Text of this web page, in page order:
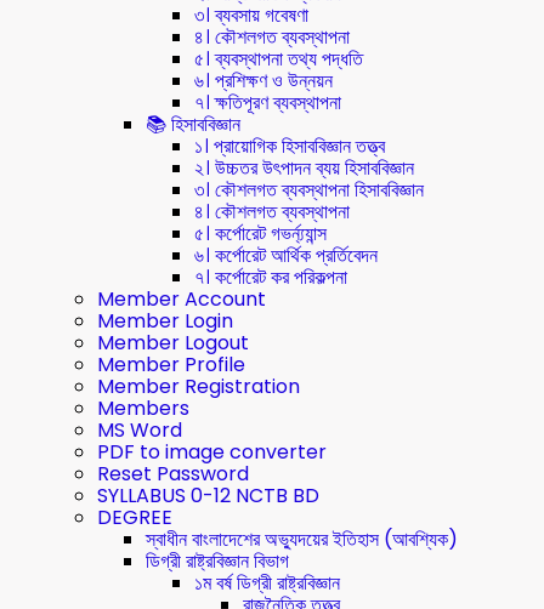
৩। ব্যবসায় গবেষণা
৪। কৌশলগত ব্যবস্থাপনা
৫। ব্যবস্থাপনা তথ্য পদ্ধতি
৬। প্রশিক্ষণ ও উন্নয়ন
৭। ক্ষতিপূরণ ব্যবস্থাপনা
📚 হিসাববিজ্ঞান
১। প্রায়োগিক হিসাববিজ্ঞান তত্ত্ব
২। উচ্চতর উৎপাদন ব্যয় হিসাববিজ্ঞান
৩। কৌশলগত ব্যবস্থাপনা হিসাববিজ্ঞান
৪। কৌশলগত ব্যবস্থাপনা
৫। কর্পোরেট গভর্ন্য্যান্স
৬। কর্পোরেট আর্থিক প্রর্তিবেদন
৭। কর্পোরেট কর পরিকল্পনা
Member Account
Member Login
Member Logout
Member Profile
Member Registration
Members
MS Word
PDF to image converter
Reset Password
SYLLABUS 0-12 NCTB BD
DEGREE
স্বাধীন বাংলাদেশের অভ্যুদয়ের ইতিহাস (আবশ্যিক)
ডিগ্রী রাষ্ট্রবিজ্ঞান বিভাগ
১ম বর্ষ ডিগ্রী রাষ্ট্রবিজ্ঞান